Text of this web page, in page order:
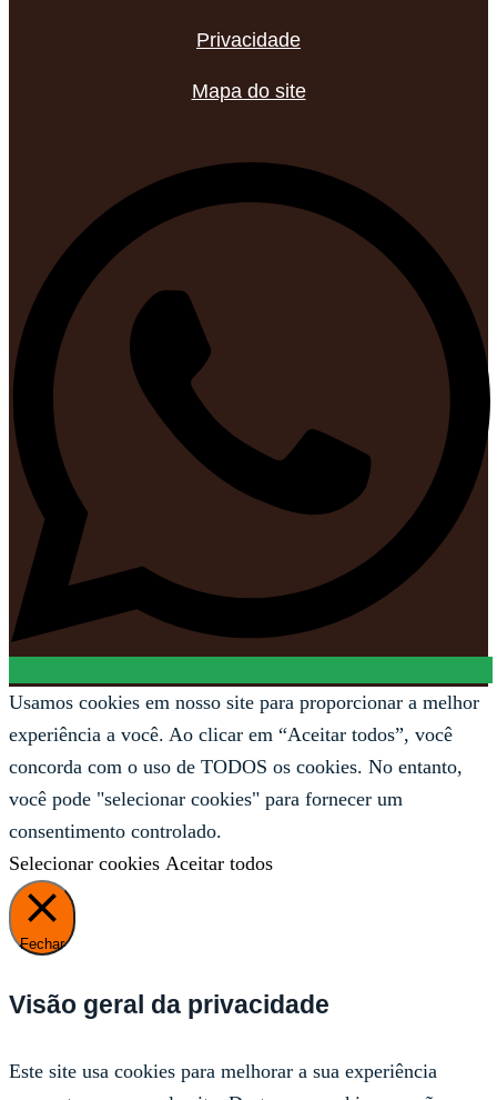
Privacidade
Mapa do site
Usamos cookies em nosso site para proporcionar a melhor
experiência a você. Ao clicar em “Aceitar todos”, você
concorda com o uso de TODOS os cookies. No entanto,
você pode "selecionar cookies" para fornecer um
consentimento controlado.
Selecionar cookies Aceitar todos
Fechar
Visão geral da privacidade
Este site usa cookies para melhorar a sua experiência